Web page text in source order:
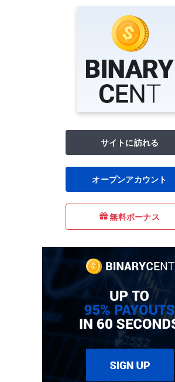
サイトに訪れる
オープンアカウント
無料ボーナス